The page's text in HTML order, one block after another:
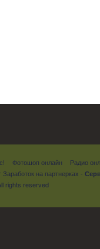
Фотошоп онлайн
Радио
Заработок на партнерках -
rights reserved